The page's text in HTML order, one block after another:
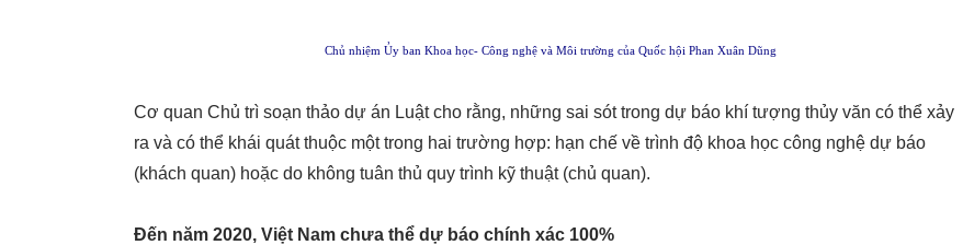
Chủ nhiệm Ủy ban Khoa học- Công nghệ và Môi trường của Quốc hội Phan Xuân Dũng
Cơ quan Chủ trì soạn thảo dự án Luật cho rằng, những sai sót trong dự báo khí tượng thủy văn có thể xảy
ra và có thể khái quát thuộc một trong hai trường hợp: hạn chế về trình độ khoa học công nghệ dự báo
(khách quan) hoặc do không tuân thủ quy trình kỹ thuật (chủ quan).
Đến năm 2020, Việt Nam chưa thể dự báo chính xác 100%